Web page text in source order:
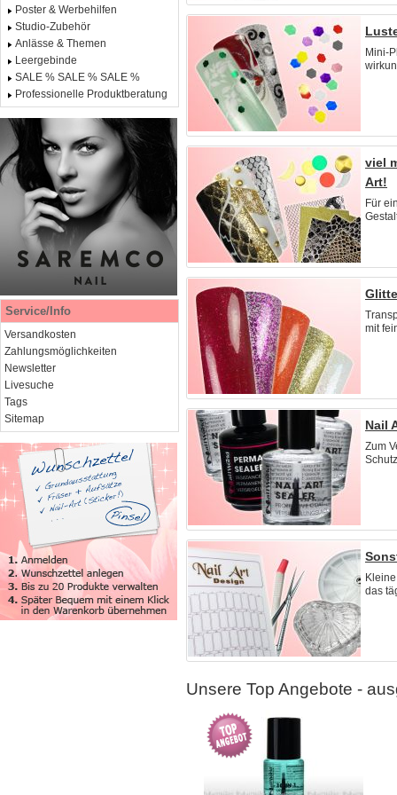
Mini-
viel
Art!
Für
mit
Nail
Zum
das
Unsere Top Angebote -
Poster & Werbehilfen
Studio-Zubehör
Anlässe & Themen
Leergebinde
SALE % SALE % SALE %
Professionelle Produktberatung
Service/Info
Versandkosten
Zahlungsmöglichkeiten
Newsletter
Livesuche
Tags
Sitemap